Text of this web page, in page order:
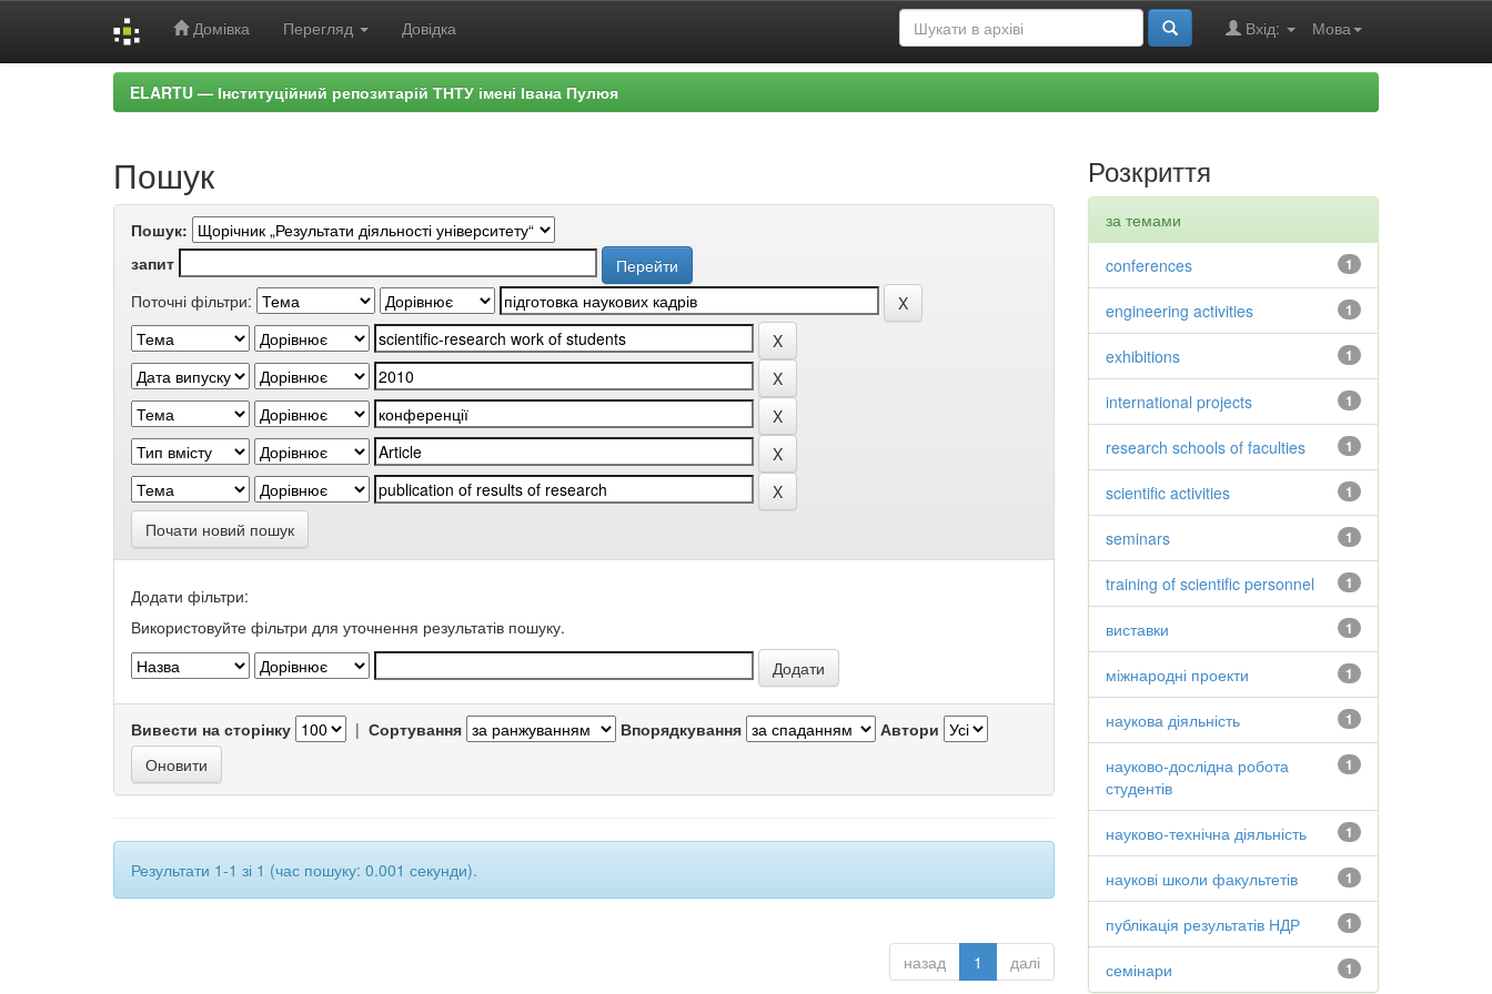
Домівка Перегляд Довідка Мова
Вхід:
ELARTU — Інституційний репозитарій ТНТУ імені Івана Пулюя
Пошук
Пошук:
запит
Поточні фільтри:
Почати новий пошук
Додати фільтри:
Використовуйте фільтри для уточнення результатів пошуку.
Вивести на сторінку | Сортування Впорядкування Автори
Результати 1-1 зі 1 (час пошуку: 0.001 секунди).
назад 1 далі
Розкриття
за темами
1
conferences
1
engineering activities
1
exhibitions
1
international projects
1
research schools of faculties
1
scientific activities
1
seminars
1
training of scientific personnel
1
виставки
1
міжнародні проекти
1
наукова діяльність
1
науково-дослідна робота
студентів
1
науково-технічна діяльність
1
наукові школи факультетів
1
публікація результатів НДР
1
семінари